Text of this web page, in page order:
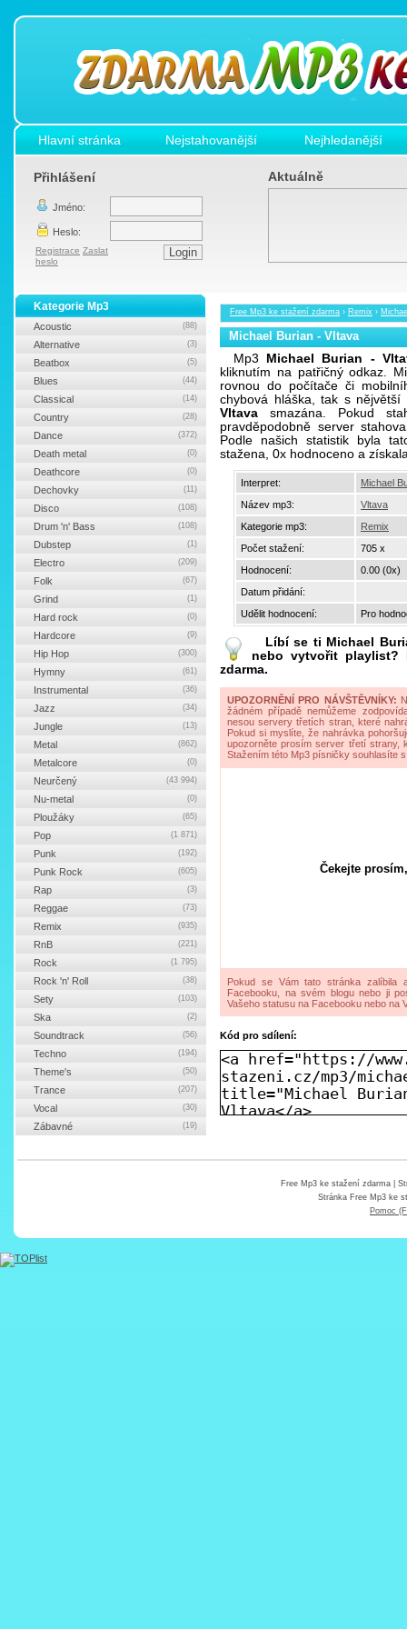
Hlavní stránka Nejstahovanější Nejhledanější
Přihlášení
Jméno:
Heslo:
Registrace Zaslat
heslo
Aktuálně
Free Mp3 ke stažení zdarma › Remix ›
Michael Burian - Vltava
Mp3
Michael Burian -
kliknutím na patřičný odkaz.
rovnou do počítače či
chybová hláška, tak s
Vltava smazána. Pokud
pravděpodobně server
Podle našich statistik byla
stažena, 0x hodnoceno a
Interpret:
Michael
Název mp3:
Vltava
Kategorie mp3:
Remix
Počet stažení:
705 x
Hodnocení:
0.00 (0x)
Datum přidání:
Udělit hodnocení:
Pro
Líbí se ti Michael
nebo vytvořit playlist?
zdarma.
UPOZORNĚNÍ PRO NÁVŠTĚVNÍKY:
žádném případě nemůžeme
nesou servery třetích stran, které
Pokud si myslíte, že nahrávka
upozorněte prosím server třetí strany,
Stažením této Mp3 písničky souhlasíte
Čekejte
Pokud se Vám tato stránka zalíbila
Facebooku, na svém blogu nebo ji
Vašeho statusu na Facebooku nebo na
Kód pro sdílení:
Kategorie Mp3
Acoustic (88)
Alternative (3)
Beatbox (5)
Blues (44)
Classical (14)
Country (28)
Dance (372)
Death metal (0)
Deathcore (0)
Dechovky (11)
Disco (108)
Drum 'n' Bass (108)
Dubstep (1)
Electro (209)
Folk (67)
Grind (1)
Hard rock (0)
Hardcore (9)
Hip Hop (300)
Hymny (61)
Instrumental (36)
Jazz (34)
Jungle (13)
Metal (862)
Metalcore (0)
Neurčený (43 994)
Nu-metal (0)
Ploužáky (65)
Pop (1 871)
Punk (192)
Punk Rock (605)
Rap (3)
Reggae (73)
Remix (935)
RnB (221)
Rock (1 795)
Rock 'n' Roll (38)
Sety (103)
Ska (2)
Soundtrack (56)
Techno (194)
Theme's (50)
Trance (207)
Vocal (30)
Zábavné (19)
Free Mp3 ke stažení zdarma|
Stránka Free Mp3 ke
Pomoc